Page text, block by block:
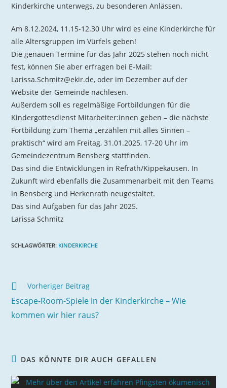
Kinderkirche unterwegs, zu besonderen Anlässen.
Am 8.12.2024, 11.15-12.30 Uhr wird es eine Kinderkirche für
alle Altersgruppen im Vürfels geben!
Die genauen Termine für das Jahr 2025 stehen noch nicht
fest, können Sie aber erfragen bei E-Mail:
Larissa.Schmitz@ekir.de, oder im Dezember auf der
Website der Gemeinde nachlesen.
Außerdem soll es regelmäßige Fortbildungen für die
Kindergottesdienst Mitarbeiter:innen geben – die nächste
Fortbildung zum Thema „erzählen mit alles Sinnen –
praktisch“ wird am Freitag, 31.01.2025, 17-20 Uhr im
Gemeindezentrum Bensberg stattfinden.
Das sind die Entwicklungen in Refrath/Kippekausen. In
Zukunft wird ebenfalls die Zusammenarbeit mit den Teams
in Bensberg und Herkenrath neugestaltet.
Das sind Aufgaben für das Jahr 2025.
Larissa Schmitz
SCHLAGWÖRTER: KINDERKIRCHE
Vorheriger Beitrag
Escape-Room-Spiele in der Kinderkirche – Wie
kommen wir hier raus?
DAS KÖNNTE DIR AUCH GEFALLEN